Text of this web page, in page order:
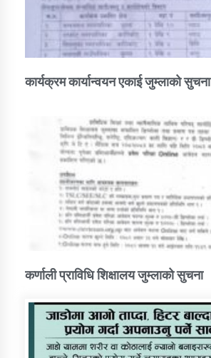
कार्यक्रम कार्यान्वयन एकाई जुम्लाको सुचना
कर्णाली प्राविधि शिक्षालय जुम्लाको सुचना